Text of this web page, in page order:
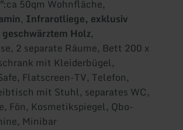
:ca 50qm Wohnfläche,
, Infrarotliege, exklusiv
Holz,
2 separate Räume, Bett 200 x
mit Kleiderbügel,
Flatscreen-TV, Telefon,
mit Stuhl, separates WC,
Fön, Kosmetikspiegel, Qbo-
Minibar